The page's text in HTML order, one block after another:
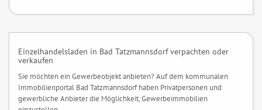
Einzelhandelsladen in Bad Tatzmannsdorf verpachten oder
verkaufen
Sie möchten ein Gewerbeobjekt anbieten? Auf dem kommunalen
Immobilienportal Bad Tatzmannsdorf haben Privatpersonen und
gewerbliche Anbieter die Möglichkeit, Gewerbeimmobilien